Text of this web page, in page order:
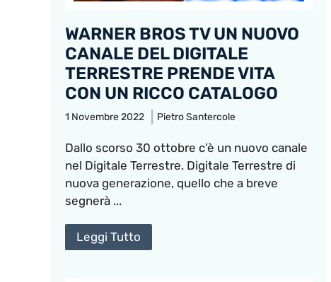
WARNER BROS TV UN NUOVO
CANALE DEL DIGITALE
TERRESTRE PRENDE VITA
CON UN RICCO CATALOGO
1 Novembre 2022 Pietro Santercole
Dallo scorso 30 ottobre c’è un nuovo canale
nel Digitale Terrestre. Digitale Terrestre di
nuova generazione, quello che a breve
segnerà ...
Leggi Tutto